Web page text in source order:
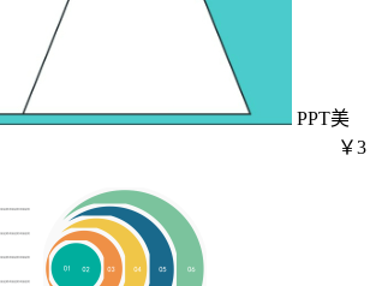
PPT美
￥3